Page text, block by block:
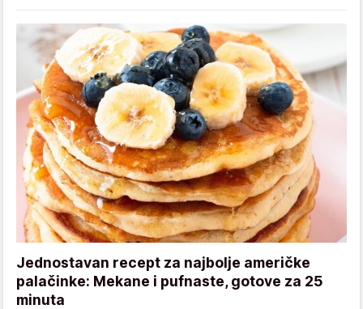
Jednostavan recept za najbolje američke
palačinke: Mekane i pufnaste, gotove za 25
minuta